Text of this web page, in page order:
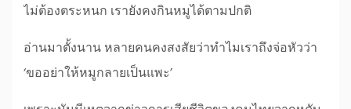
ไม่ต้องตระหนก เรายังคงกินหมูได้ตามปกติ
อ่านมาตั้งนาน หลายคนคงสงสัยว่าทำไมเราถึงจ่อหัวว่า
‘ขออย่าให้หมูกลายเป็นแพะ’